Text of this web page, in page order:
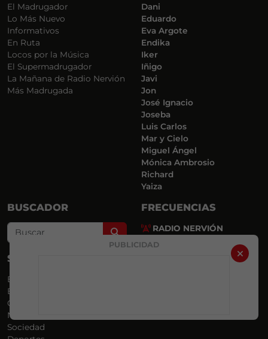
PUBLICIDAD
El Madrugador
Lo Más Nuevo
Informativos
En Ruta
Locos por la Música
El Supermadrugador
La Mañana de Radio Nervión
Más Madrugada
Dani
Eduardo
Eva Argote
Endika
Iker
Iñigo
Javi
Jon
José Ignacio
Joseba
Luis Carlos
Mar y Cielo
Miguel Ángel
Mónica Ambrosio
Richard
Yaiza
BUSCADOR
Search
SECCIONES
Euskadi
Bizkaia
Comarcas
Nacional
Sociedad
FRECUENCIAS
RADIO NERVIÓN
88.0 FM